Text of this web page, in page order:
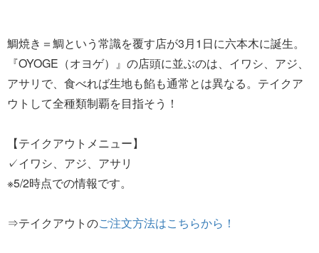
鯛焼き＝鯛という常識を覆す店が3月1日に六本木に誕生。
『OYOGE（オヨゲ）』の店頭に並ぶのは、イワシ、アジ、
アサリで、食べれば生地も餡も通常とは異なる。テイクア
ウトして全種類制覇を目指そう！
【テイクアウトメニュー】
✓イワシ、アジ、アサリ
※5/2時点での情報です。
⇒テイクアウトのご注文方法はこちらから！